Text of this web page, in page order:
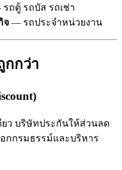
ถตู้ รถบัส รถเช่า
จ — รถประจำหน่วยงาน
กกว่า
ว บริษัทประกันให้ส่วนลด
กกรมธรรม์และบริหาร